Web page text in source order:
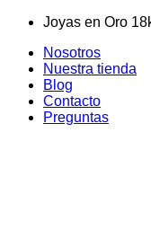
Skip
content
Joyas en Oro
Nosotros
Nuestra tienda
Blog
Contacto
Preguntas